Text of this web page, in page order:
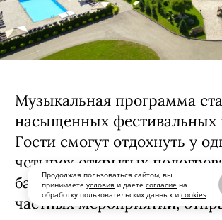
Продолжая пользоваться сайтом, вы
принимаете условия и даете согласие на
обработку пользовательских данных и cookies
Музыкальная программа
насыщенных фестивальных
Гости смогут отдохнуть у
четырех открытых
бассейнов, включая VIP-
частных мероприятий,